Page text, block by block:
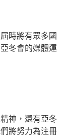
時將有眾多國
冬會的媒體運
神，還有亞冬
將努力為注冊